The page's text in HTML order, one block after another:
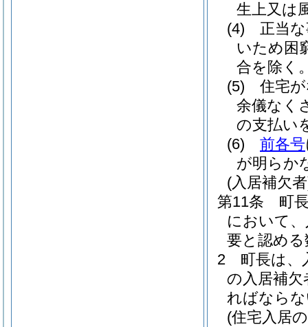
生上又は
(4)
正当
いため困
合を除く
(5)
住宅
余儀なく
の支払い
(6)
前各号
が明らか
(入居補欠
第11条
町
において
要と認め
2
町長は、
の入居補
ればなら
(住宅入居